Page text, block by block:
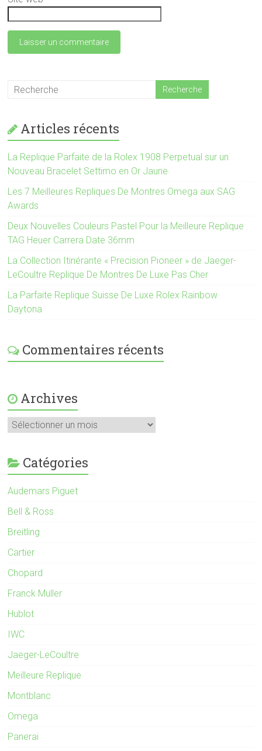
Articles récents
La Replique Parfaite de la Rolex 1908 Perpetual sur un
Nouveau Bracelet Settimo en Or Jaune
Les 7 Meilleures Repliques De Montres Omega aux SAG
Awards
Deux Nouvelles Couleurs Pastel Pour la Meilleure Replique
TAG Heuer Carrera Date 36mm
La Collection Itinérante « Precision Pioneer » de Jaeger-
LeCoultre Replique De Montres De Luxe Pas Cher
La Parfaite Replique Suisse De Luxe Rolex Rainbow
Daytona
Commentaires récents
Archives
Catégories
Audemars Piguet
Bell & Ross
Breitling
Cartier
Chopard
Franck Muller
Hublot
IWC
Jaeger-LeCoultre
Meilleure Replique
Montblanc
Omega
Panerai